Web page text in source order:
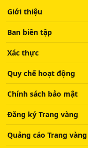
Giới thiệu
Ban biên tập
Xác thực
Quy chế hoạt động
Chính sách bảo mật
Đăng ký Trang vàng
Quảng cáo Trang vàng